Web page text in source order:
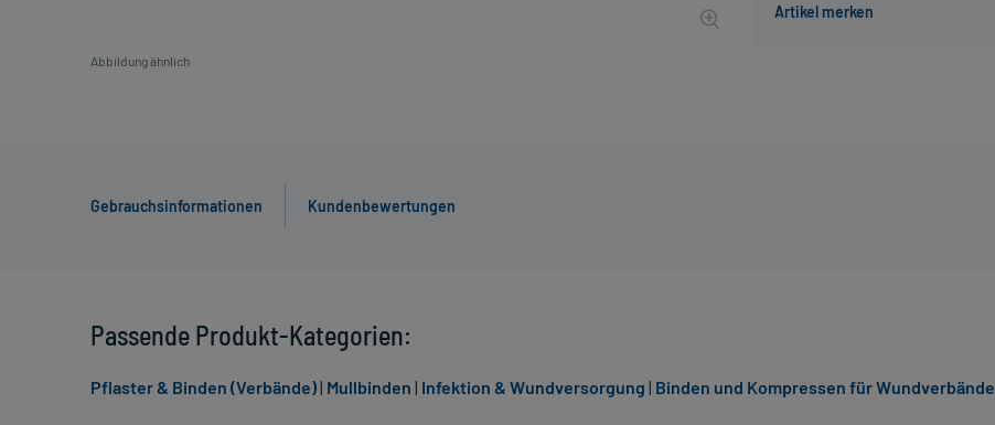
Abbildung ähnlich
Gebrauchsinformationen Kundenbewertungen
Passende Produkt-Kategorien:
Pflaster & Binden (Verbände)| Mullbinden | Infektion & Wundversorgung | Binden und Kompressen für Wundverbände